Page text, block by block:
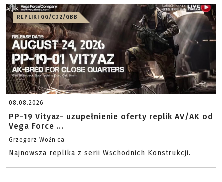
REPLIKI GG/CO2/GBB
08.08.2026
PP-19 Vityaz- uzupełnienie oferty replik AV/AK od
Vega Force ...
Grzegorz Woźnica
Najnowsza replika z serii Wschodnich Konstrukcji.